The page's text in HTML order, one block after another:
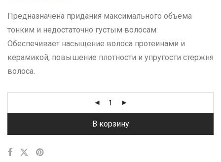
Предназначена придания максимального объема
тонким и недостаточно густым волосам.
Обеспечивает насыщение волоса протеинами и
керамикой, повышение плотности и упругости стержня
волоса.
В корзину